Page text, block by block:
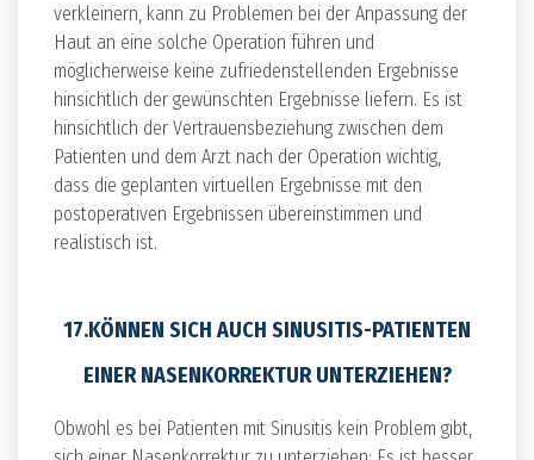
verkleinern, kann zu Problemen bei der Anpassung der
Haut an eine solche Operation führen und
möglicherweise keine zufriedenstellenden Ergebnisse
hinsichtlich der gewünschten Ergebnisse liefern. Es ist
hinsichtlich der Vertrauensbeziehung zwischen dem
Patienten und dem Arzt nach der Operation wichtig,
dass die geplanten virtuellen Ergebnisse mit den
postoperativen Ergebnissen übereinstimmen und
realistisch ist.
17.KÖNNEN SICH AUCH SINUSITIS-PATIENTEN
EINER NASENKORREKTUR UNTERZIEHEN?
Obwohl es bei Patienten mit Sinusitis kein Problem gibt,